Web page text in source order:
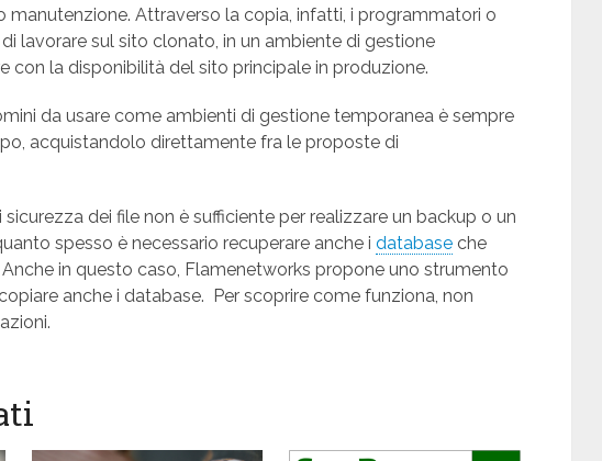
manutenzione. Attraverso la copia, infatti, i programmatori o
lavorare sul sito clonato, in un ambiente di gestione
con la disponibilità del sito principale in produzione.
da usare come ambienti di gestione temporanea è sempre
acquistandolo direttamente fra le proposte di
dei file non è sufficiente per realizzare un backup o un
spesso è necessario recuperare anche i database che
in questo caso, Flamenetworks propone uno strumento
anche i database. Per scoprire come funziona, non